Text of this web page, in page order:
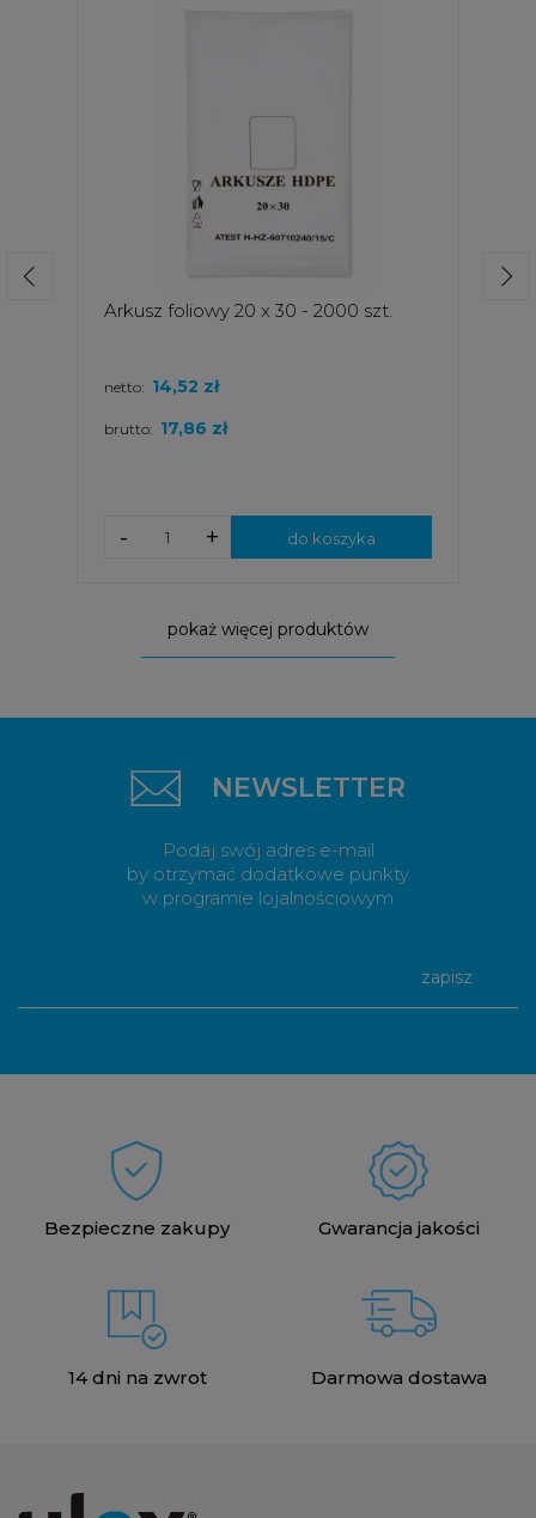
Arkusz foliowy 20 x 30 - 2000 szt.
brutto: 17,86 zł
netto: 14,52 zł
+
- do koszyka
pokaż więcej produktów
NEWSLETTER
Podaj swój adres e-mail
by otrzymać dodatkowe punkty
w programie lojalnościowym
zapisz
Bezpieczne zakupy Gwarancja jakości
14 dni na zwrot Darmowa dostawa